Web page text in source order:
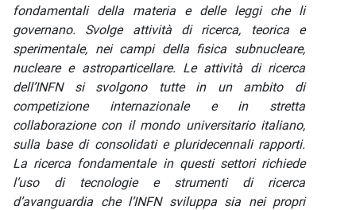
fondamentali della materia e delle leggi che li
governano. Svolge attività di ricerca, teorica e
sperimentale, nei campi della fisica subnucleare,
nucleare e astroparticellare. Le attività di ricerca
dell’INFN si svolgono tutte in un ambito di
competizione internazionale e in stretta
collaborazione con il mondo universitario italiano,
sulla base di consolidati e pluridecennali rapporti.
La ricerca fondamentale in questi settori richiede
l’uso di tecnologie e strumenti di ricerca
d’avanguardia che l’INFN sviluppa sia nei propri